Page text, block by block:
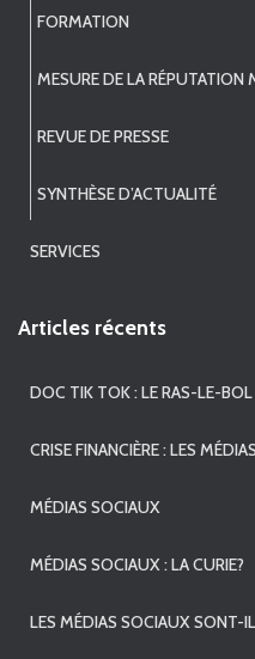
FORMATION
MESURE DE LA RÉPUTATION
REVUE DE PRESSE
SYNTHÈSE D’ACTUALITÉ
SERVICES
Articles récents
DOC TIK TOK : LE RAS-LE-BOL
CRISE FINANCIÈRE : LES
MÉDIAS SOCIAUX
MÉDIAS SOCIAUX : LA CURIE?
LES MÉDIAS SOCIAUX SONT-